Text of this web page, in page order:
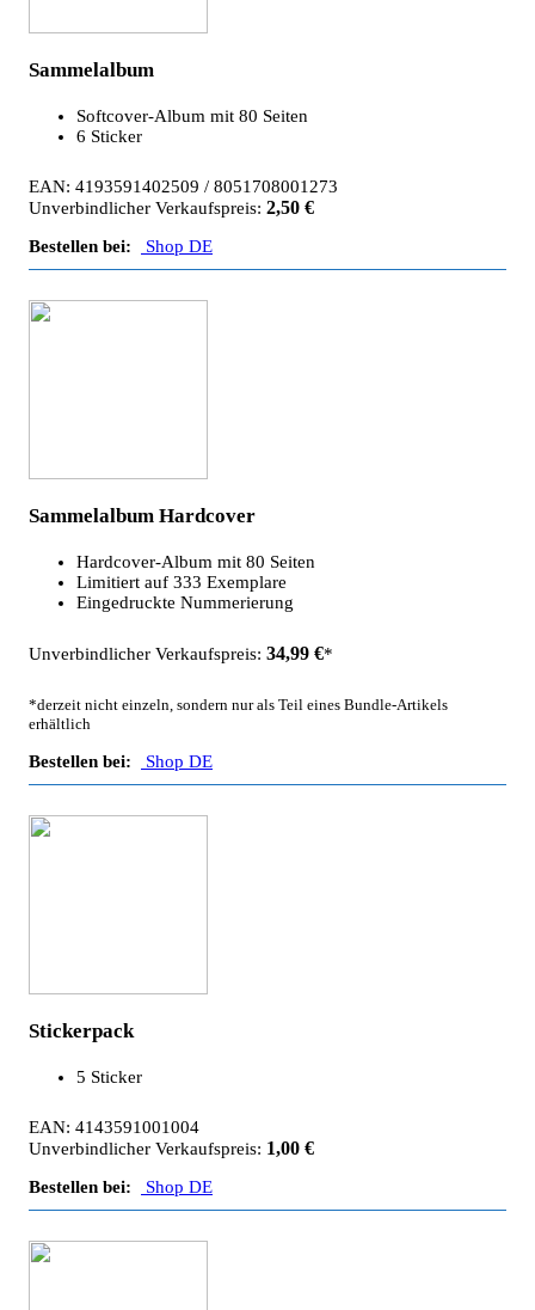
Sammelalbum
Softcover-Album mit 80 Seiten
6 Sticker
EAN: 4193591402509 / 8051708001273
Unverbindlicher Verkaufspreis: 2,50 €
Bestellen bei: Shop DE
Sammelalbum Hardcover
Hardcover-Album mit 80 Seiten
Limitiert auf 333 Exemplare
Eingedruckte Nummerierung
Unverbindlicher Verkaufspreis: 34,99 €*
*derzeit nicht einzeln, sondern nur als Teil eines Bundle-Artikels
erhältlich
Bestellen bei: Shop DE
Stickerpack
5 Sticker
EAN: 4143591001004
Unverbindlicher Verkaufspreis: 1,00 €
Bestellen bei: Shop DE